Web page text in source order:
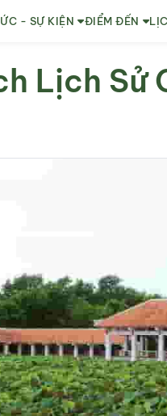
- SỰ KIỆN ĐIỂM ĐẾN
Lịch Sử